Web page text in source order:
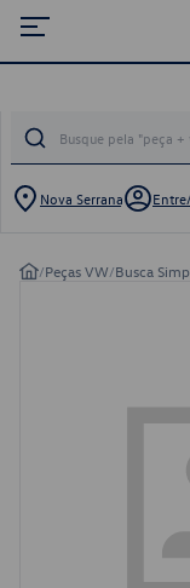
Nova Serrana
/Peças VW/Busca